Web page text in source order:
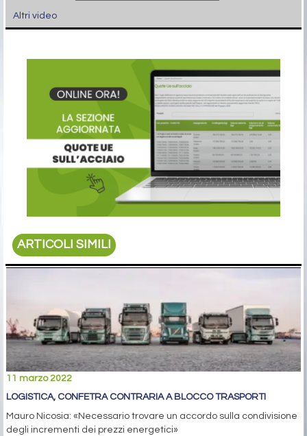
Altri video
ARTICOLI SIMILI
11 marzo 2022
LOGISTICA, CONFETRA CONTRARIA A BLOCCO TRASPORTI
Mauro Nicosia: «Necessario trovare un accordo sulla condivisione
degli incrementi dei prezzi energetici»